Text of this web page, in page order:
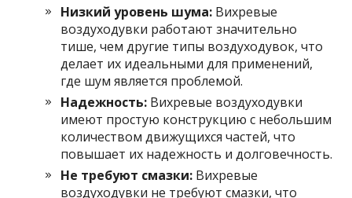
Низкий уровень шума: Вихревые
воздуходувки работают значительно
тише, чем другие типы воздуходувок, что
делает их идеальными для применений,
где шум является проблемой.
Надежность: Вихревые воздуходувки
имеют простую конструкцию с небольшим
количеством движущихся частей, что
повышает их надежность и долговечность.
Не требуют смазки: Вихревые
воздуходувки не требуют смазки, что